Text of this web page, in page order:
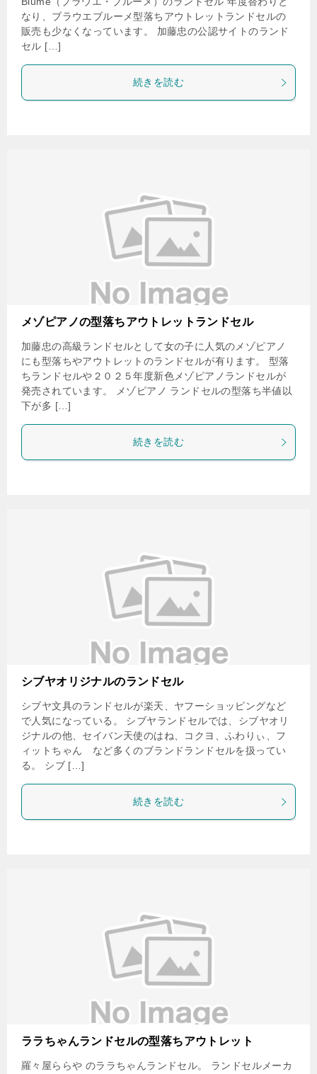
なり、ブラウエブルーメ型落ちアウトレットランドセルの
販売も少なくなっています。 加藤忠の公認サイトのランド
セル […]
続きを読む
メゾピアノの型落ちアウトレットランドセル
加藤忠の高級ランドセルとして女の子に人気のメゾピアノ
にも型落ちやアウトレットのランドセルが有ります。 型落
ちランドセルや２０２５年度新色メゾピアノランドセルが
発売されています。 メゾピアノ ランドセルの型落ち半値以
下が多 […]
続きを読む
シブヤオリジナルのランドセル
シブヤ文具のランドセルが楽天、ヤフーショッピングなど
で人気になっている。 シブヤランドセルでは、シブヤオリ
ジナルの他、セイバン天使のはね、コクヨ、ふわりぃ、フ
ィットちゃん など多くのブランドランドセルを扱ってい
る。 シブ […]
続きを読む
ララちゃんランドセルの型落ちアウトレット
羅々屋ららや のララちゃんランドセル。 ランドセルメーカ